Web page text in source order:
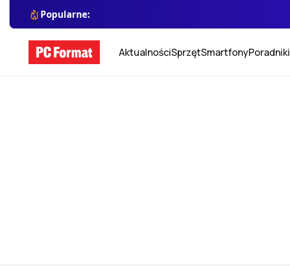
Popularne:
AktualnościSprzętSmartfonyPoradniki